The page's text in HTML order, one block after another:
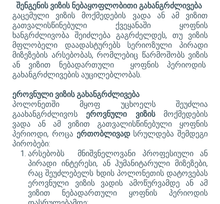
შენგენის ვიზის ნებაყოფლობითი გახანგრძლივება
გაცემული ვიზის მოქმედების ვადა ან ამ ვიზით
გათვალისწინებული ქვეყანაში ყოფნის
ხანგრძლივობა შეიძლება გაგრძელდეს, თუ ვიზის
მფლობელი დაადასტურებს სერიოზული პირადი
მიზეზების არსებობას, რომლებიც წარმოშობს ვიზის
ან ვიზით ნებადართული ყოფნის პერიოდის
გახანგრძლივების აუცილებლობას.
ეროვნული ვიზის გახანგრძლივება
პოლონეთში მყოფ უცხოელს შეუძლია
გაახანგრძლივოსეროვნული ვიზისმოქმედების
ვადა ან ამ ვიზით გათვალისწინებული ყოფნის
პერიოდი, როცა ერთობლივად სრულდება შემდეგი
პირობები:
არსებობს მნიშვნელოვანი პროფესიული ან
პირადი ინტერესი, ან ჰუმანიტარული მიზეზები,
რაც შეუძლებელს ხდის პოლონეთის დატოვებას
ეროვნული ვიზის ვადის ამოწურვამდე ან ამ
ვიზით ნებადართული ყოფნის პერიოდის